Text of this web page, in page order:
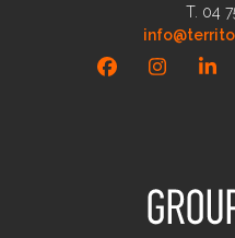
T. 04
FacebookInstagram